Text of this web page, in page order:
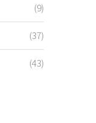
(9)
(37)
(43)